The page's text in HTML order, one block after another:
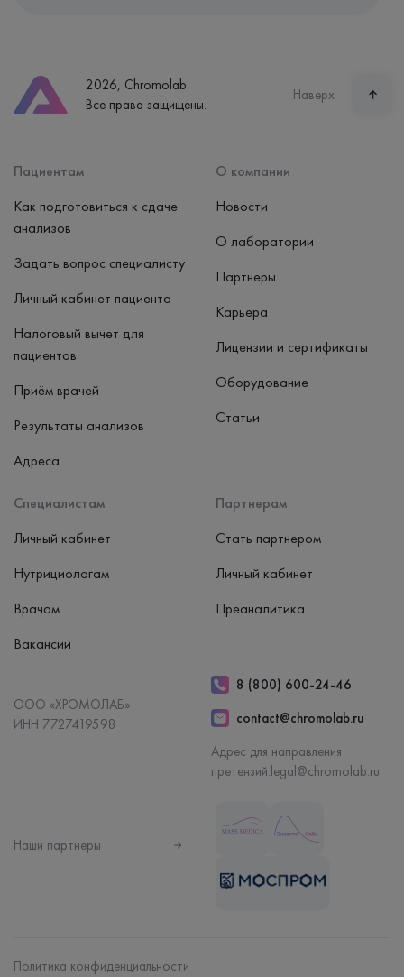
Часы работы
пн-вс: 7:30-15:00
2026, Chromolab.
Все права защищены.
Наверх
Пациентам
Как подготовиться к сдаче
анализов
Задать вопрос специалисту
Личный кабинет пациента
Налоговый вычет для
пациентов
Приём врачей
Результаты анализов
Адреса
Специалистам
Личный кабинет
Нутрициологам
Врачам
Вакансии
Партнерам
Стать партнером
Личный кабинет
Преаналитика
О компании
Новости
О лаборатории
Партнеры
Карьера
Лицензии и сертификаты
Оборудование
Статьи
ООО «ХРОМОЛАБ»
ИНН 7727419598
8 (800) 600-24-46
contact@chromolab.ru
Адрес для направления
претензий:legal@chromolab.ru
Наши партнеры
Политика конфиденциальности